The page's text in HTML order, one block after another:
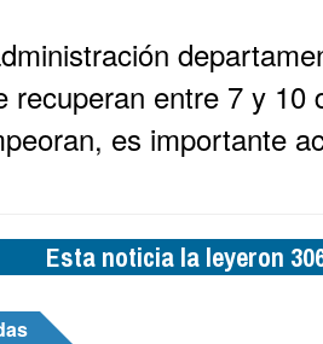
recuperan entre 7 y
es importante
Esta noticia la leyeron